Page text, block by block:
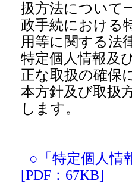
扱方法について
政手続における
用等に関する法
特定個人情報及
正な取扱の確保
本方針及び取扱
します。
○ 「特定個人
[PDF：67KB]